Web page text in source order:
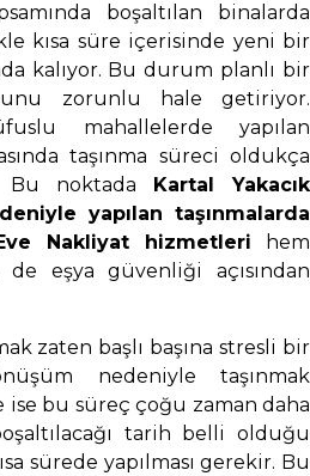
boşaltılan binalarda
kısa süre içerisinde yeni bir
kalıyor. Bu durum planlı bir
zorunlu hale getiriyor.
mahallelerde yapılan
taşınma süreci oldukça
Bu noktada
Kartal Yakacık
yapılan taşınmalarda
Nakliyat hizmetleri hem
eşya güvenliği açısından
zaten başlı başına stresli bir
nedeniyle taşınmak
bu süreç çoğu zaman daha
tarih belli olduğu
sürede yapılması gerekir. Bu